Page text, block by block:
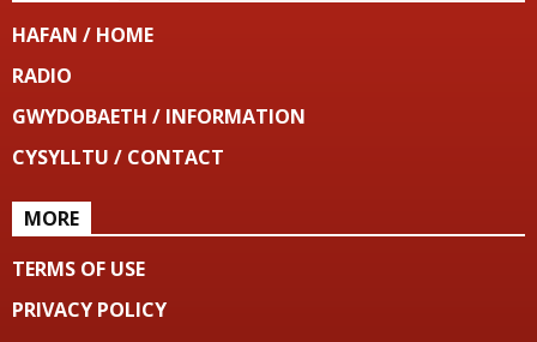
HAFAN / HOME
RADIO
GWYDOBAETH / INFORMATION
CYSYLLTU / CONTACT
MORE
TERMS OF USE
PRIVACY POLICY